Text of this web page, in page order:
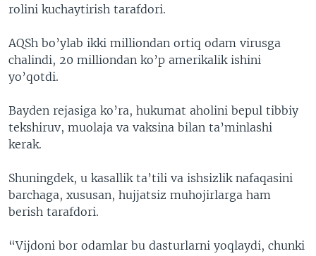
rolini kuchaytirish tarafdori.
AQSh bo’ylab ikki milliondan ortiq odam virusga
chalindi, 20 milliondan ko’p amerikalik ishini
yo’qotdi.
Bayden rejasiga ko’ra, hukumat aholini bepul tibbiy
tekshiruv, muolaja va vaksina bilan ta’minlashi
kerak.
Shuningdek, u kasallik ta’tili va ishsizlik nafaqasini
barchaga, xususan, hujjatsiz muhojirlarga ham
berish tarafdori.
“Vijdoni bor odamlar bu dasturlarni yoqlaydi, chunki